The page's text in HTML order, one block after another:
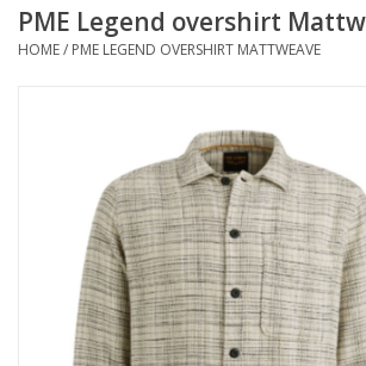
KADOBONNEN
PME Legend overshirt
HOME/ PME LEGEND OVERSHIRT MATTWEAVE